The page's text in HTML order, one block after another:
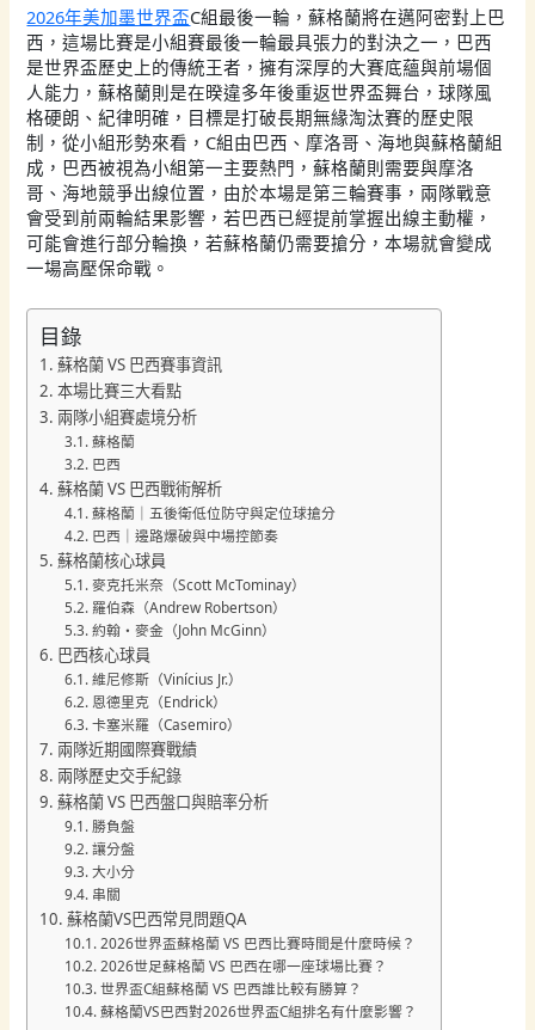
2026年美加墨世界盃C組最後一輪，蘇格蘭將在邁阿密對上巴
西，這場比賽是小組賽最後一輪最具張力的對決之一，巴西
是世界盃歷史上的傳統王者，擁有深厚的大賽底蘊與前場個
人能力，蘇格蘭則是在暌違多年後重返世界盃舞台，球隊風
格硬朗、紀律明確，目標是打破長期無緣淘汰賽的歷史限
制，從小組形勢來看，C組由巴西、摩洛哥、海地與蘇格蘭組
成，巴西被視為小組第一主要熱門，蘇格蘭則需要與摩洛
哥、海地競爭出線位置，由於本場是第三輪賽事，兩隊戰意
會受到前兩輪結果影響，若巴西已經提前掌握出線主動權，
可能會進行部分輪換，若蘇格蘭仍需要搶分，本場就會變成
一場高壓保命戰。
目錄
蘇格蘭 VS 巴西賽事資訊
本場比賽三大看點
兩隊小組賽處境分析
蘇格蘭
巴西
蘇格蘭 VS 巴西戰術解析
蘇格蘭｜五後衛低位防守與定位球搶分
巴西｜邊路爆破與中場控節奏
蘇格蘭核心球員
麥克托米奈（Scott McTominay）
羅伯森（Andrew Robertson）
約翰・麥金（John McGinn）
巴西核心球員
維尼修斯（Vinícius Jr.）
恩德里克（Endrick）
卡塞米羅（Casemiro）
兩隊近期國際賽戰績
兩隊歷史交手紀錄
蘇格蘭 VS 巴西盤口與賠率分析
勝負盤
讓分盤
大小分
串關
蘇格蘭VS巴西常見問題QA
2026世界盃蘇格蘭 VS 巴西比賽時間是什麼時候？
2026世足蘇格蘭 VS 巴西在哪一座球場比賽？
世界盃C組蘇格蘭 VS 巴西誰比較有勝算？
蘇格蘭VS巴西對2026世界盃C組排名有什麼影響？